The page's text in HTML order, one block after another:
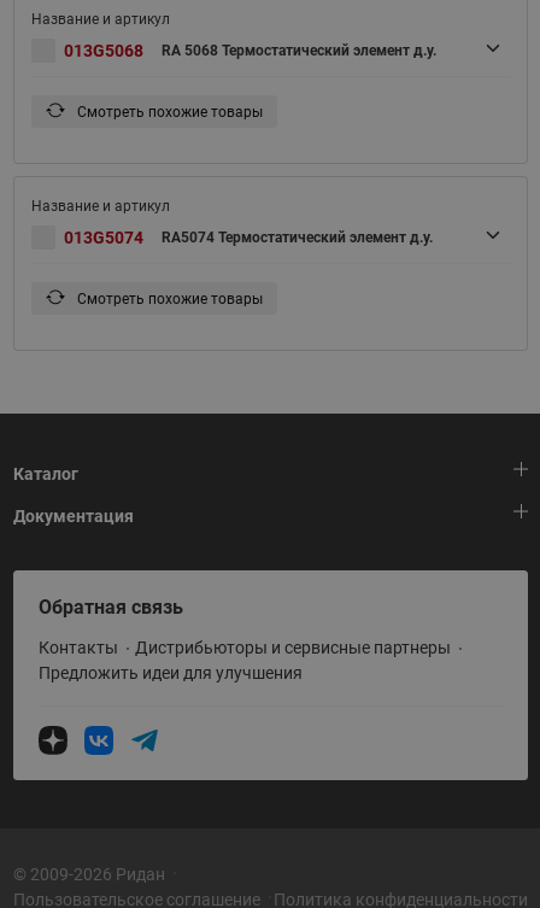
013G5068 RA 5068 Термостатический элемент д.у.
Смотреть похожие товары
013G5074 RA5074 Термостатический элемент д.у.
Смотреть похожие товары
Каталог
Тепловая автоматика
Холодильная техника
Приводная техника
Промышленная автоматика
Теплообменное оборудование
Насосное оборудование
Документация
HeatPlatform (Тепловая платформа)
Полезные программы и инструменты
Условия поставки
Обратная связь
Контакты
Дистрибьюторы и сервисные партнеры
Предложить идеи для улучшения
© 2009-2026 Ридан
Пользовательское соглашение
Политика конфиденциальности